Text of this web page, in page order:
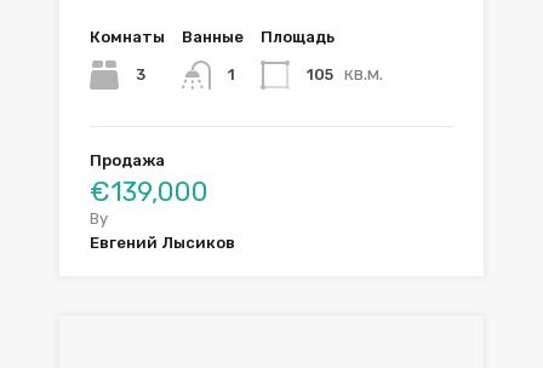
Комнаты
3
Ванные
1
Площадь
105 кв.м.
Продажа
€139,000
By
Евгений Лысиков